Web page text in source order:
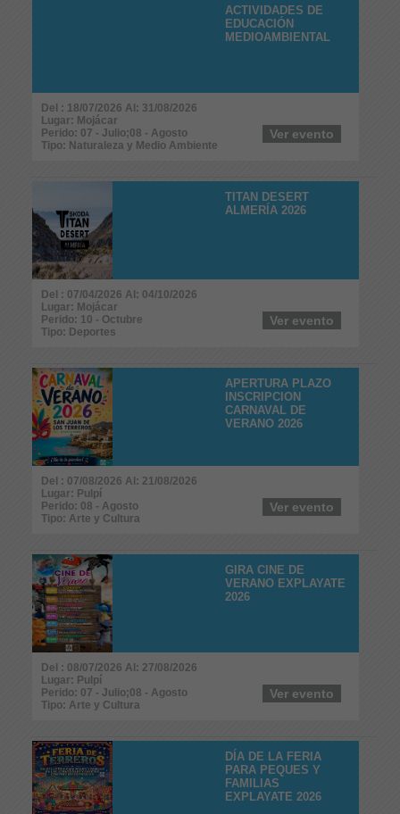
ACTIVIDADES DE
EDUCACIÓN
MEDIOAMBIENTAL
Del : 18/07/2026 Al: 31/08/2026
Lugar: Mojácar
Perido: 07 - Julio;08 - Agosto
Tipo: Naturaleza y Medio Ambiente
Ver evento
TITAN DESERT
ALMERÍA 2026
Del : 07/04/2026 Al: 04/10/2026
Lugar: Mojácar
Perido: 10 - Octubre
Tipo: Deportes
Ver evento
APERTURA PLAZO
INSCRIPCION
CARNAVAL DE
VERANO 2026
Del : 07/08/2026 Al: 21/08/2026
Lugar: Pulpí
Perido: 08 - Agosto
Tipo: Arte y Cultura
Ver evento
GIRA CINE DE
VERANO EXPLAYATE
2026
Del : 08/07/2026 Al: 27/08/2026
Lugar: Pulpí
Perido: 07 - Julio;08 - Agosto
Tipo: Arte y Cultura
Ver evento
DÍA DE LA FERIA
PARA PEQUES Y
FAMILIAS
EXPLAYATE 2026